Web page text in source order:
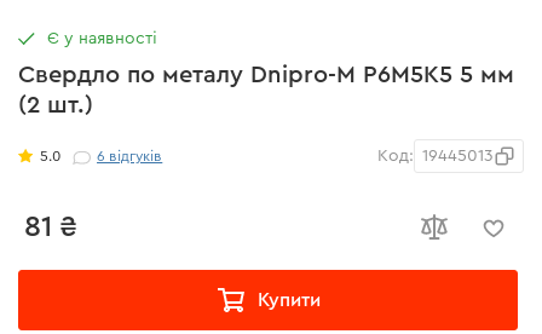
Свердло по металу Dnipro-M P6M5K5 5 мм
(2 шт.)
5.0 6 відгуків Код: 19445013
81 ₴
Купити
Є у наявності